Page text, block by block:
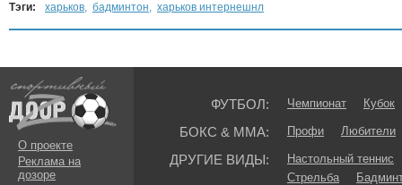
Тэги: харьков, бадминтон, харьков интернешнл
О проекте
Реклама на
дозоре
ФУТБОЛ: Чемпионат Кубок
БОКС & ММА: Профи Любители
ДРУГИЕ ВИДЫ:
Настольный теннис
Стрельба